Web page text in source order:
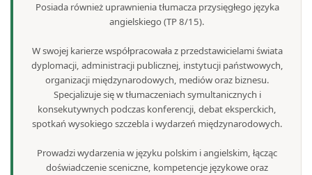
Posiada również uprawnienia tłumacza przysięgłego języka
angielskiego (TP 8/15).
W swojej karierze współpracowała z przedstawicielami świata
dyplomacji, administracji publicznej, instytucji państwowych,
organizacji międzynarodowych, mediów oraz biznesu.
Specjalizuje się w tłumaczeniach symultanicznych i
konsekutywnych podczas konferencji, debat eksperckich,
spotkań wysokiego szczebla i wydarzeń międzynarodowych.
Prowadzi wydarzenia w języku polskim i angielskim, łącząc
doświadczenie sceniczne, kompetencje językowe oraz